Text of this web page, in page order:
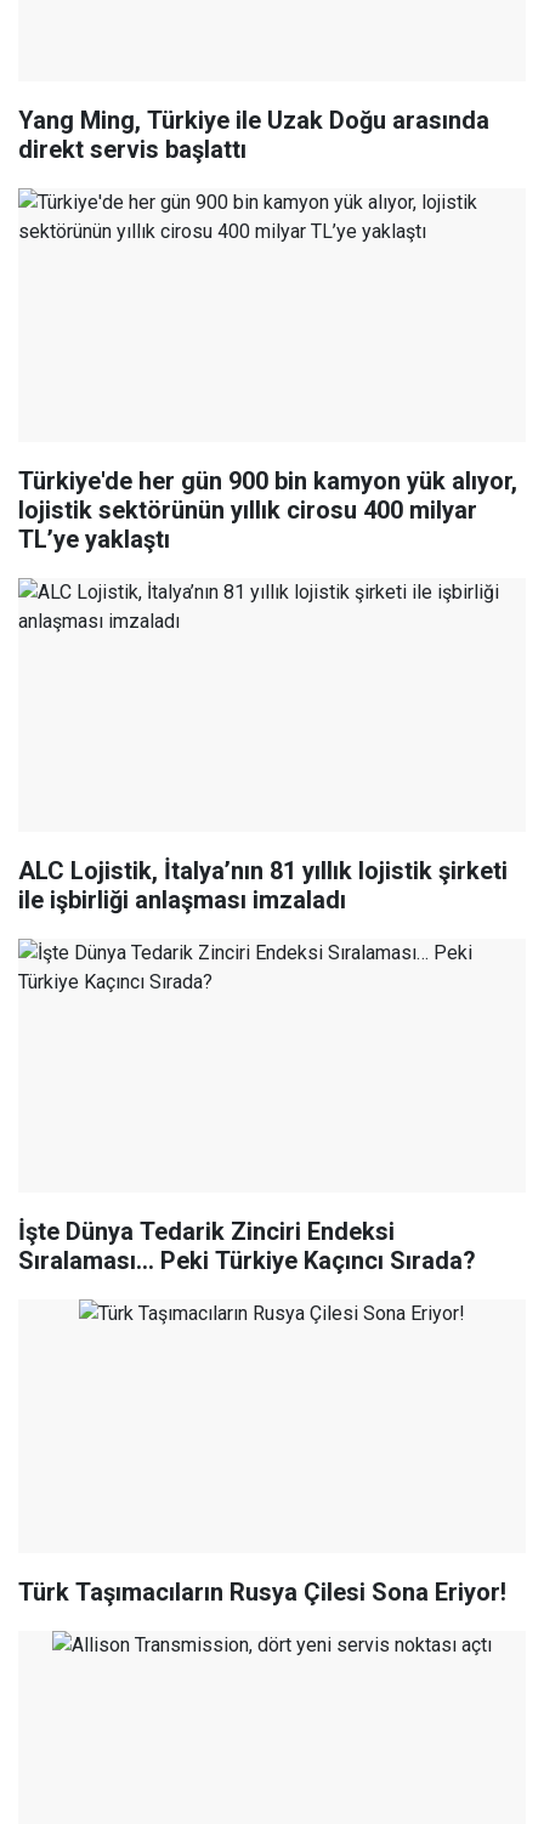
Yang Ming, Türkiye ile Uzak Doğu arasında
direkt servis başlattı
Türkiye'de her gün 900 bin kamyon yük alıyor,
lojistik sektörünün yıllık cirosu 400 milyar
TL’ye yaklaştı
ALC Lojistik, İtalya’nın 81 yıllık lojistik şirketi
ile işbirliği anlaşması imzaladı
İşte Dünya Tedarik Zinciri Endeksi
Sıralaması… Peki Türkiye Kaçıncı Sırada?
Türk Taşımacıların Rusya Çilesi Sona Eriyor!